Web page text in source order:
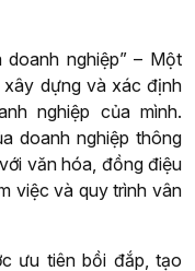
nghiệp” – Một
dựng và xác định
nghiệp của mình.
doanh nghiệp thông
văn hóa, đồng điệu
việc và quy trình vân
ưu tiên bồi đắp, tạo